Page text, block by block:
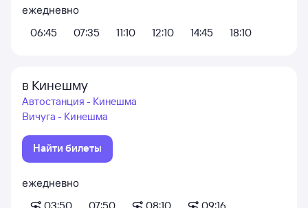
ежедневно
06:45
07:35 11:10 12:10 14:45 18:10
в Кинешму
Автостанция - Кинешма
Вичуга - Кинешма
Найти билеты
ежедневно